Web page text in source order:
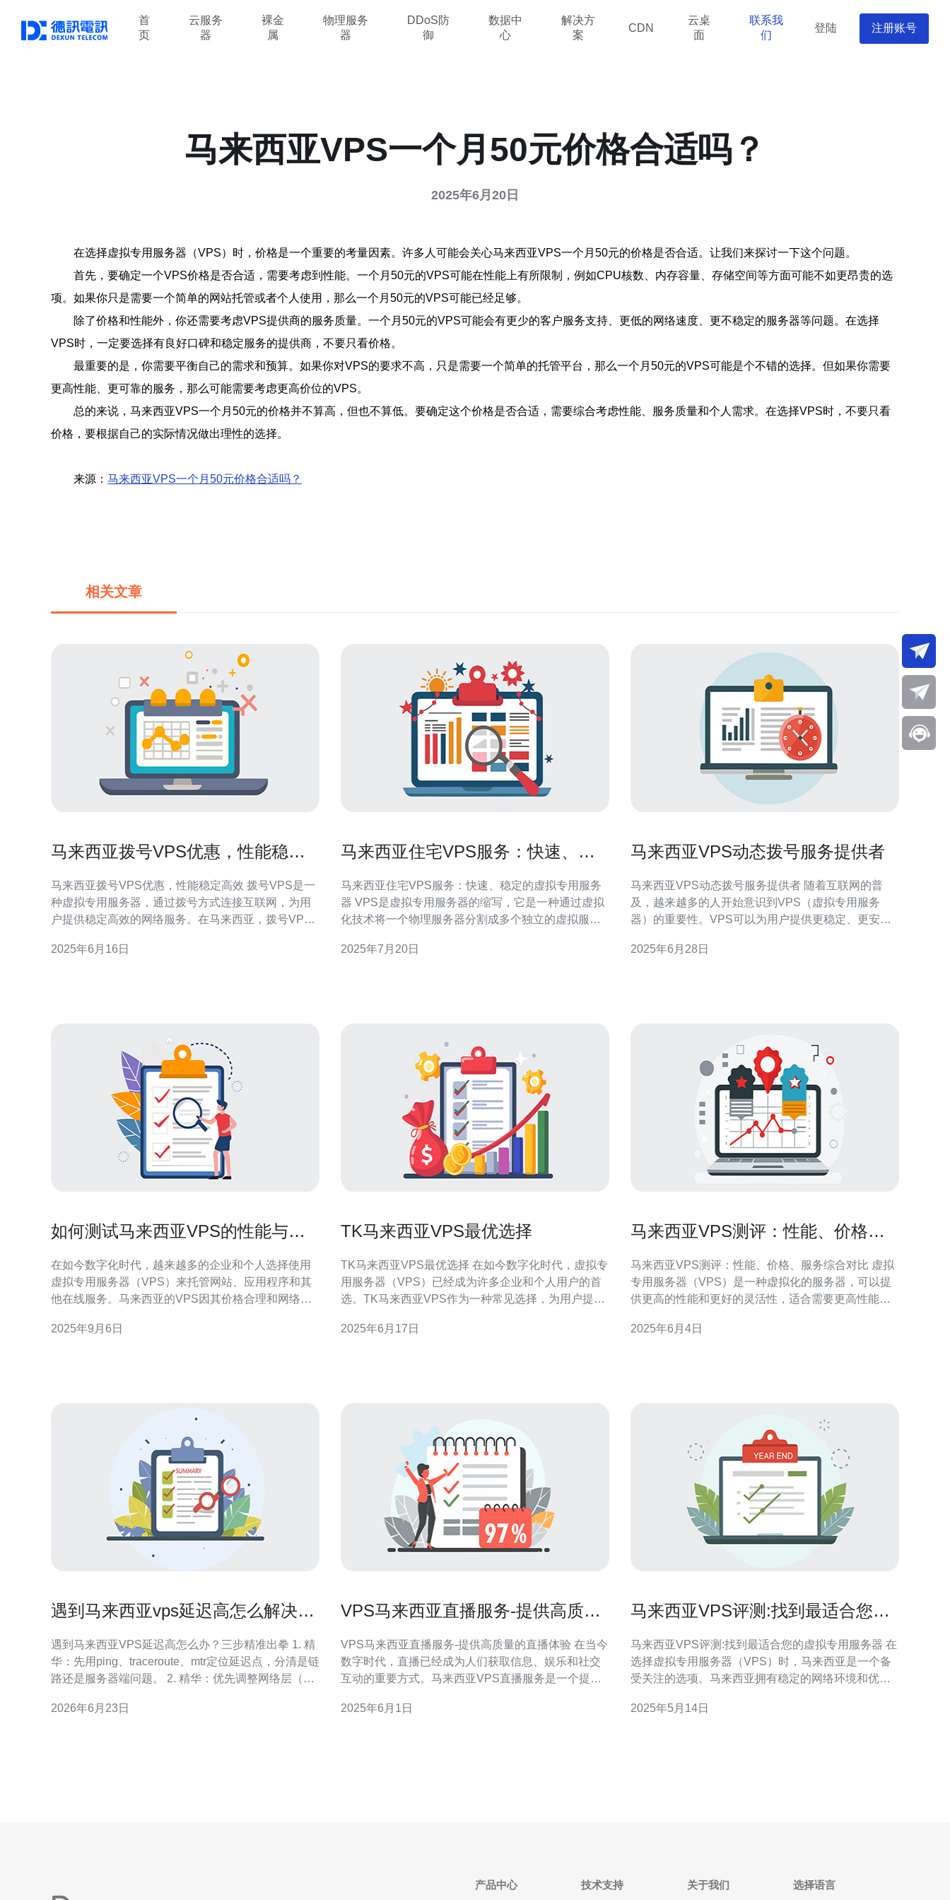
首
页
云服务
器
裸金
属
物理服务
器
DDoS防
御
数据中
心
解决方
案
CDN
云桌
面
联系我
们
登陆 注册账号
马来西亚VPS一个月50元价格合适吗？
2025年6月20日
在选择虚拟专用服务器（VPS）时，价格是一个重要的考量因素。许多人可能会关心马来西亚VPS一个月50元的价格是否合适。让我们来探讨一下这个问题。
首先，要确定一个VPS价格是否合适，需要考虑到性能。一个月50元的VPS可能在性能上有所限制，例如CPU核数、内存容量、存储空间等方面可能不如更昂贵的选
项。如果你只是需要一个简单的网站托管或者个人使用，那么一个月50元的VPS可能已经足够。
除了价格和性能外，你还需要考虑VPS提供商的服务质量。一个月50元的VPS可能会有更少的客户服务支持、更低的网络速度、更不稳定的服务器等问题。在选择
VPS时，一定要选择有良好口碑和稳定服务的提供商，不要只看价格。
最重要的是，你需要平衡自己的需求和预算。如果你对VPS的要求不高，只是需要一个简单的托管平台，那么一个月50元的VPS可能是个不错的选择。但如果你需要
更高性能、更可靠的服务，那么可能需要考虑更高价位的VPS。
总的来说，马来西亚VPS一个月50元的价格并不算高，但也不算低。要确定这个价格是否合适，需要综合考虑性能、服务质量和个人需求。在选择VPS时，不要只看
价格，要根据自己的实际情况做出理性的选择。
来源： 马来西亚VPS一个月50元价格合适吗？
相关文章
马来西亚拨号VPS优惠，性能稳定
马来西亚拨号VPS优惠，性能稳定高效 拨号VPS是一
种虚拟专用服务器，通过拨号方式连接互联网，为用
户提供稳定高效的网络服务。在马来西亚，拨号VPS
格优惠的特点。 马来西亚拨号VPS相比传统服务器，
2025年6月16日
马来西亚住宅VPS服务：快速、稳
马来西亚住宅VPS服务：快速、稳定的虚拟专用服务
器 VPS是虚拟专用服务器的缩写，它是一种通过虚拟
化技术将一个物理服务器分割成多个独立的虚拟服务
资源，可以像独立服务器一样运行应用程序和网站。
2025年7月20日
马来西亚VPS动态拨号服务提供者
马来西亚VPS动态拨号服务提供者 随着互联网的普
及，越来越多的人开始意识到VPS（虚拟专用服务
器）的重要性。VPS可以为用户提供更稳定、更安全
求的要求。在马来西亚，VPS动态拨号服务也逐渐受
2025年6月28日
如何测试马来西亚VPS的性能与稳
在如今数字化时代，越来越多的企业和个人选择使用
虚拟专用服务器（VPS）来托管网站、应用程序和其
他在线服务。马来西亚的VPS因其价格合理和网络稳
仅仅是看价格，性能和稳定性同样至关重要。本文将
2025年9月6日
TK马来西亚VPS最优选择
TK马来西亚VPS最优选择 在如今数字化时代，虚拟专
用服务器（VPS）已经成为许多企业和个人用户的首
选。TK马来西亚VPS作为一种常见选择，为用户提供
来西亚VPS是最优选择，并为您提供相关信息。 TK马
2025年6月17日
马来西亚VPS测评：性能、价格、
马来西亚VPS测评：性能、价格、服务综合对比 虚拟
专用服务器（VPS）是一种虚拟化的服务器，可以提
供更高的性能和更好的灵活性，适合需要更高性能的
提供商进行综合对比，分析其性能、价格和服务等方
2025年6月4日
遇到马来西亚vps延迟高怎么解决可
遇到马来西亚VPS延迟高怎么办？三步精准出拳 1. 精
华：先用ping、traceroute、mtr定位延迟点，分清是链
路还是服务器端问题。 2. 精华：优先调整网络层（带
迟改善。 3. 精华：做全面的服务器调优（内核/TCP、
2026年6月23日
VPS马来西亚直播服务-提供高质量
VPS马来西亚直播服务-提供高质量的直播体验 在当今
数字时代，直播已经成为人们获取信息、娱乐和社交
互动的重要方式。马来西亚VPS直播服务是一个提供
赛事、音乐会、新闻报道还是参与网络直播节目，马
2025年6月1日
马来西亚VPS评测:找到最适合您的
马来西亚VPS评测:找到最适合您的虚拟专用服务器 在
选择虚拟专用服务器（VPS）时，马来西亚是一个备
受关注的选项。马来西亚拥有稳定的网络环境和优质
为您进行马来西亚VPS评测，帮助您找到最适合自己
2025年5月14日
产品中心 技术支持 关于我们 选择语言